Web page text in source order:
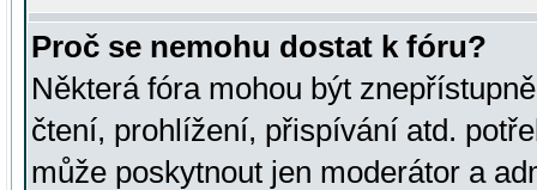
Proč se nemohu dostat k fóru?
Některá fóra mohou být
čtení, prohlížení, přispívání atd.
může poskytnout jen moderátor a